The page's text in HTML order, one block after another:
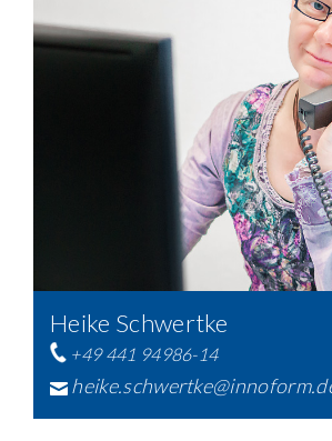
Heike Schwertke
+49 441 94986-14